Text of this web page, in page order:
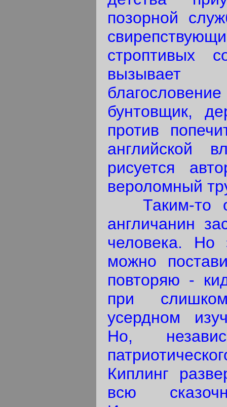
позорной
строптивых
вызывает
бунтовщик,
против
английской
рисуется
вероломный
Таким-то
англичанин
человека.
можно
повторяю -
при
усердном
Но,
Киплинг
всю